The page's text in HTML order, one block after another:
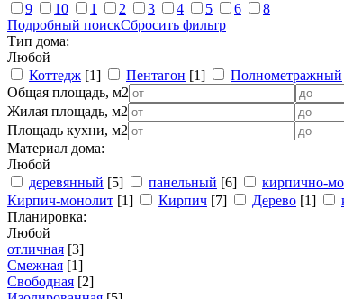
9
10 1 2 3 4 5 6
8
Подробный поискСбросить фильтр
Тип дома:
Любой
Коттедж [1] Пентагон [1] Полнометражный
Общая площадь, м2
Жилая площадь, м2
Площадь кухни, м2
Материал дома:
Любой
деревянный [5] панельный [6] кирпично-
Кирпич-монолит [1] Кирпич [7] Дерево [1]
Планировка:
Любой
отличная [3]
Смежная [1]
Свободная [2]